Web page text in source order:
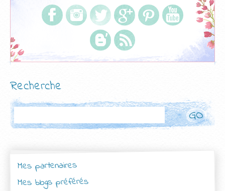
Recherche
Mes partenaires
Mes blogs préférés